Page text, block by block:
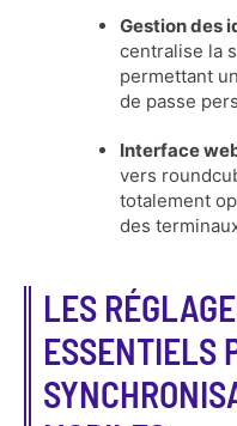
Gestion des
centralise la
permettant
de passe
Interface
vers
totalement
des
LES
ESSENTIELS